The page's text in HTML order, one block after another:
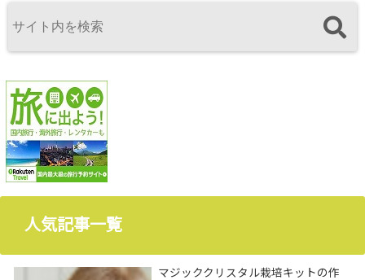
人気記事一覧
マジッククリスタル栽培キットの作